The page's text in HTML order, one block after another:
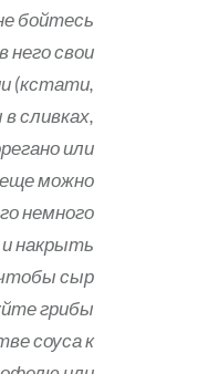
бойтесь
него свои
(кстати,
сливках,
или
еще можно
немного
накрыть
сыр
грибы
соуса к